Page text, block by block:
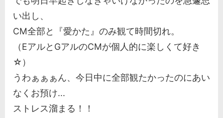
い出し、
CM全部と『愛かた』のみ観て時間切れ。
（EアルとGアルのCMが個人的に楽しくて好き
☆）
うわぁぁぁん、今日中に全部観たかったのにあい
なくお預け...
ストレス溜まる！！